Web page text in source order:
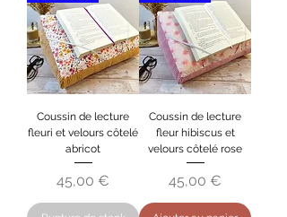
Coussin de lecture
fleuri et velours côtelé
abricot
Prix
45,00 €
Coussin de lecture
fleur hibiscus et
velours côtelé rose
Prix
45,00 €